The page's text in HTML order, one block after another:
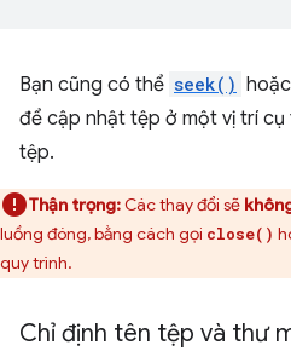
Bạn cũng có thể seek() hoặc
để cập nhật tệp ở một vị trí
tệp.
Thận trọng:Các thay đổi sẽ
luồng đóng, bằng cách gọi close()
quy trình.
Chỉ định tên tệp và thư